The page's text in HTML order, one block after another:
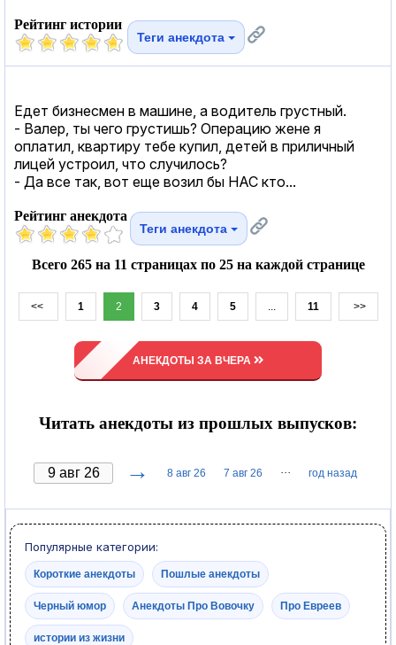
Рейтинг истории
Теги анекдота
Едет бизнесмен в машине, а водитель грустный.
- Валер, ты чего грустишь? Операцию жене я
оплатил, квартиру тебе купил, детей в приличный
лицей устроил, что случилось?
- Да все так, вот еще возил бы НАС кто...
Рейтинг анекдота
Теги анекдота
Всего 265 на 11 страницах по 25 на каждой странице
<< 1 2 3 4 5 ... 11 >>
АНЕКДОТЫ ЗА ВЧЕРА
Читать анекдоты из прошлых выпусков:
→ 8 авг 26 7 авг 26 ··· год назад
Популярные категории:
Короткие анекдоты Пошлые анекдоты
Черный юмор Анекдоты Про Вовочку Про Евреев
истории из жизни